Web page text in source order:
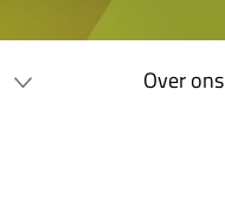
Over ons